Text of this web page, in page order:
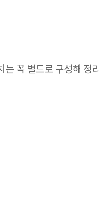
꼭 별도로 구성해 정리